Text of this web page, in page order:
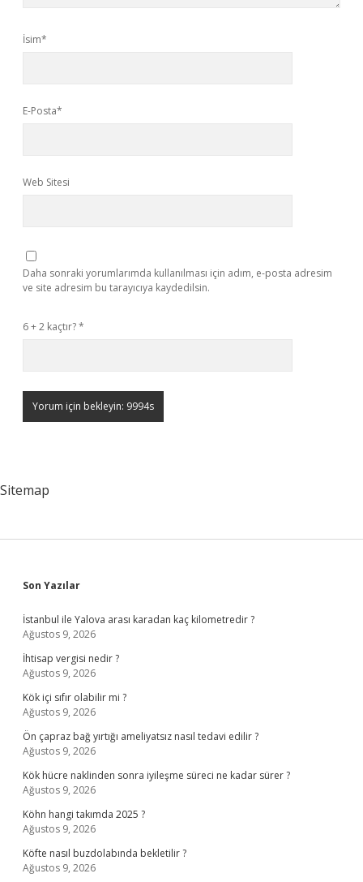
İsim*
E-Posta*
Web Sitesi
Daha sonraki yorumlarımda kullanılması için adım, e-posta adresim
ve site adresim bu tarayıcıya kaydedilsin.
6 + 2 kaçtır?*
Sitemap
Sidebar
Son Yazılar
İstanbul ile Yalova arası karadan kaç kilometredir ?
Ağustos 9, 2026
İhtisap vergisi nedir ?
Ağustos 9, 2026
Kök içi sıfır olabilir mi ?
Ağustos 9, 2026
Ön çapraz bağ yırtığı ameliyatsız nasıl tedavi edilir ?
Ağustos 9, 2026
Kök hücre naklinden sonra iyileşme süreci ne kadar sürer ?
Ağustos 9, 2026
Köhn hangi takımda 2025 ?
Ağustos 9, 2026
Köfte nasıl buzdolabında bekletilir ?
Ağustos 9, 2026